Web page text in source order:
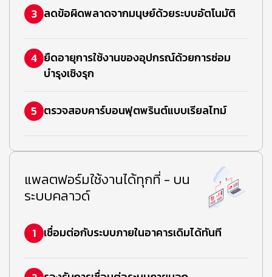
3 ลดข้อผิดพลาดจากมนุษย์ด้วยระบบอัตโนมัติ
4 ยืดอายุการใช้งานของอุปกรณ์ด้วยการซ่อม
บำรุงเชิงรุก
5 ตรวจสอบคาร์บอนฟุตพรินต์แบบเรียลไทม์
แพลตฟอร์มใช้งานได้ทุกที่ - บน
ระบบคลาวด์
1 เชื่อมต่อกับระบบภายในอาคารเดิมได้ทันที